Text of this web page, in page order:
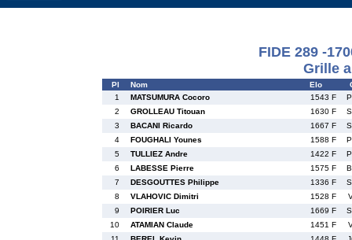
FIDE 289 -
Grille
Pl Nom Elo
1
MATSUMURA Cocoro 1543 F
2
GROLLEAU Titouan 1630 F
3
BACANI Ricardo 1667 F
4
FOUGHALI Younes 1588 F
5
TULLIEZ Andre 1422 F
6
LABESSE Pierre 1575 F
7
DESGOUTTES Philippe 1336 F
8
VLAHOVIC Dimitri 1528 F
9
POIRIER Luc 1669 F
10
ATAMIAN Claude 1451 F